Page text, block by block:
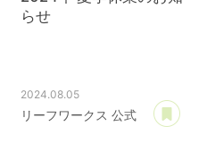
あとで読む
らせ
2024.08.05
リーフワークス 公式